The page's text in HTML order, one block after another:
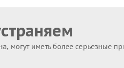
могут иметь более серьезные